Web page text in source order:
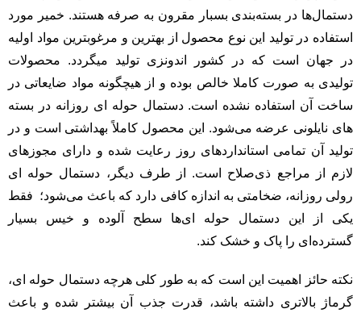
دستمال‌ها در بسته‌بندی بسبار مقرون به صرفه هستند. خمیر مورد
استفاده در تولید این نوع محصول از بهترین و مرغوبترین مواد اولیه
در جهان است که در کشور اندونزی تولید میگردد. محصولات
تولیدی به صورت کاملا خالص بوده و از هیچگونه مواد ضایعاتی در
ساخت آن استفاده نشده است. دستمال حوله ای روزانه در بسته
های نایلونی عرضه می‌شود. این محصول کاملاً بهداشتی است و در
تولید آن تمامی استانداردهای روز رعایت شده و دارای مجوزهای
لازم از مراجع ذی‌صلاح است. از طرف دیگر، دستمال حوله ای
رولی روزانه، ضخامتی به اندازه کافی دارد که باعث می‌شود؛ فقط
یکی از این دستمال حوله ای‌ها سطح آلوده و خیس بسیار
گسترده‌ای را پاک و خشک کند.
نکته حائز اهمیت این است که به طور کلی هرچه دستمال حوله ای،
گرماژ بالاتری داشته باشد، قدرت جذب آن بیشتر شده و باعث